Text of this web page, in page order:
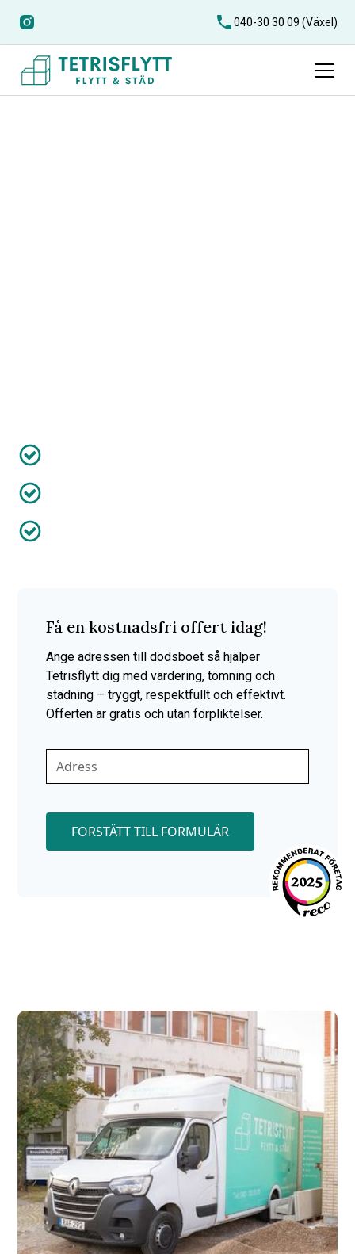
040-30 30 09 (Växel)
Få en kostnadsfri offert idag!
Ange adressen till dödsboet så hjälper
Tetrisflytt dig med värdering, tömning och
städning – tryggt, respektfullt och effektivt.
Offerten är gratis och utan förpliktelser.
FORSTÄTT TILL FORMULÄR